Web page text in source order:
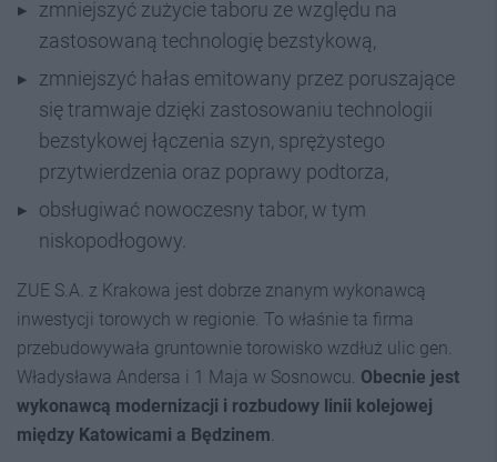
zmniejszyć zużycie taboru ze względu na
zastosowaną technologię bezstykową,
zmniejszyć hałas emitowany przez poruszające
się tramwaje dzięki zastosowaniu technologii
bezstykowej łączenia szyn, sprężystego
przytwierdzenia oraz poprawy podtorza,
obsługiwać nowoczesny tabor, w tym
niskopodłogowy.
ZUE S.A. z Krakowa jest dobrze znanym wykonawcą
inwestycji torowych w regionie. To właśnie ta firma
przebudowywała gruntownie torowisko wzdłuż ulic gen.
Władysława Andersa i 1 Maja w Sosnowcu. Obecnie jest
wykonawcą modernizacji i rozbudowy linii kolejowej
między Katowicami a Będzinem.